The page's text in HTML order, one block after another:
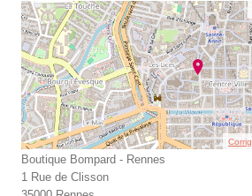
Boutique Bompard - Rennes
1 Rue de Clisson